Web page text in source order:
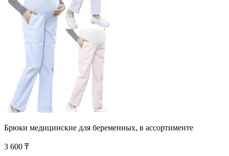
Брюки медицинские для беременных, в ассортименте
3 600 ₸